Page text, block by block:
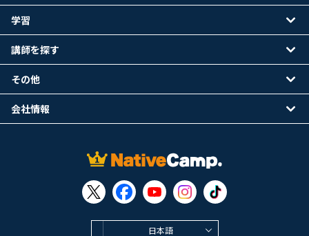
日本語
学習
講師を探す
その他
会社情報